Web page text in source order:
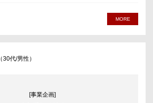
MORE
（30代/男性）
[事業企画]